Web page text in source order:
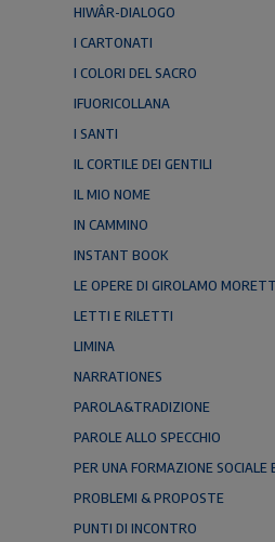
HIWÂR-DIALOGO
I CARTONATI
I COLORI DEL SACRO
IFUORICOLLANA
I SANTI
IL CORTILE DEI GENTILI
IL MIO NOME
IN CAMMINO
INSTANT BOOK
LE OPERE DI GIROLAMO
LETTI E RILETTI
LIMINA
NARRATIONES
PAROLA&TRADIZIONE
PAROLE ALLO SPECCHIO
PER UNA FORMAZIONE SOCIALE
PROBLEMI & PROPOSTE
PUNTI DI INCONTRO